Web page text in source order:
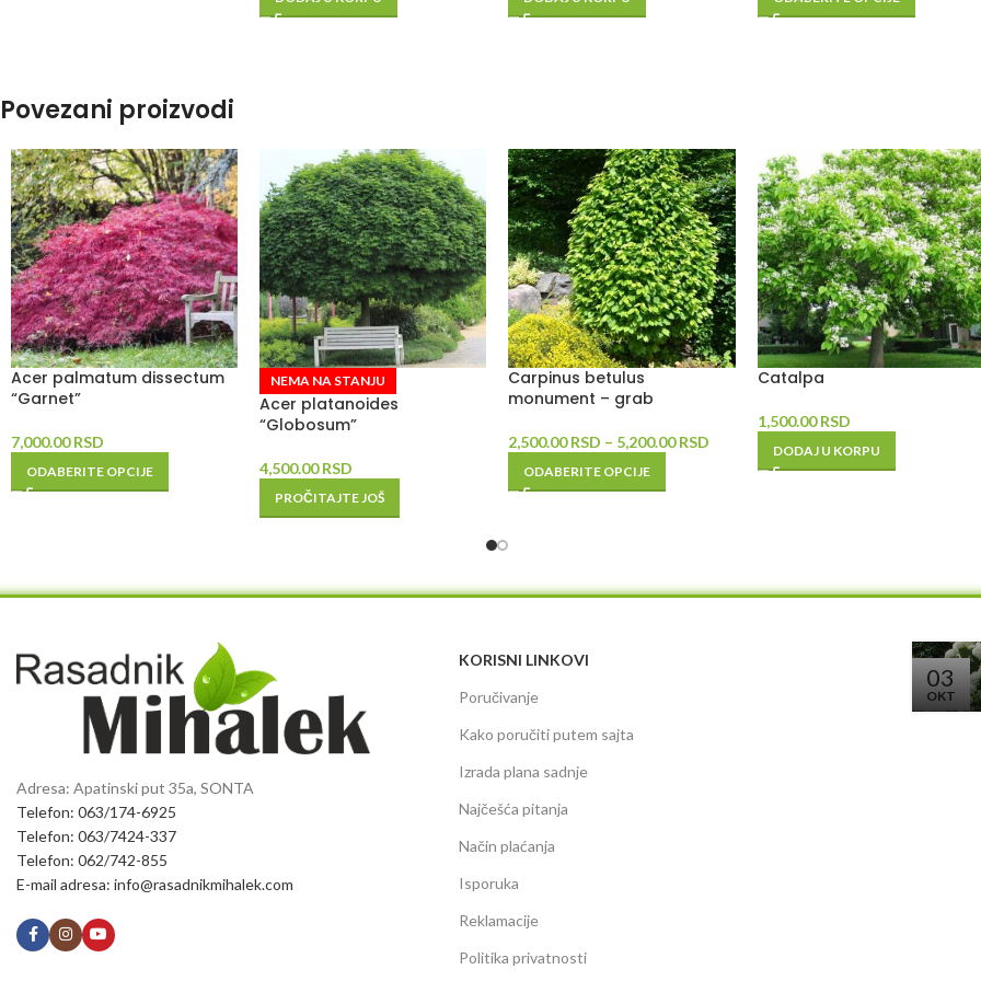
Povezani proizvodi
Acer palmatum dissectum
“Garnet”
7,000.00RSD
ODABERITE OPCIJE
NEMA NA STANJU
Acer platanoides
“Globosum”
4,500.00RSD
PROČITAJTE JOŠ
Carpinus betulus
monument – grab
2,500.00RSD – 5,200.00RSD
ODABERITE OPCIJE
Catalpa
1,500.00RSD
DODAJ U KORPU
Adresa: Apatinski put 35a, SONTA
Telefon: 063/174-6925
Telefon: 063/7424-337
Telefon: 062/742-855
E-mail adresa: info@rasadnikmihalek.com
KORISNI LINKOVI
Poručivanje
Kako poručiti putem sajta
Izrada plana sadnje
Najčešća pitanja
Način plaćanja
Isporuka
Reklamacije
Politika privatnosti
03
OKT